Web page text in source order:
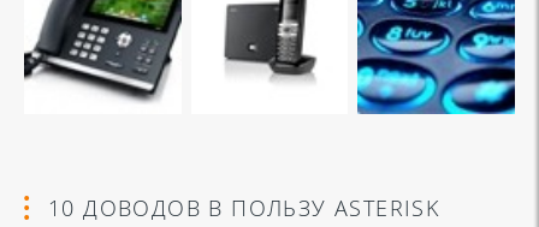
10 ДОВОДОВ В ПОЛЬЗУ ASTERISK